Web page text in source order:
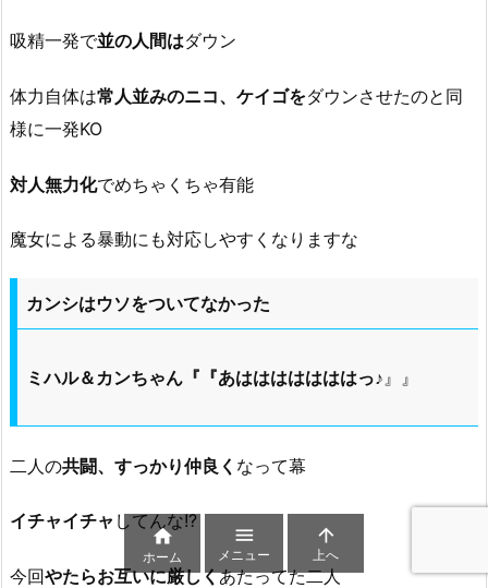
吸精一発で並の人間はダウン
体力自体は常人並みのニコ、ケイゴをダウンさせたのと同
様に一発KO
対人無力化でめちゃくちゃ有能
魔女による暴動にも対応しやすくなりますな
カンシはウソをついてなかった
ミハル＆カンちゃん『『あはははははははっ♪』』
二人の共闘、すっかり仲良く なって幕
イチャイチャ してんな!?
今回やたらお互いに厳しくあたってた二人

ホーム

メニュー

上へ